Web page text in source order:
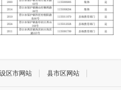
区市网站 县市区网站